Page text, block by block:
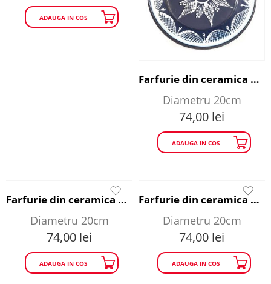
ADAUGA IN COS
Farfurie din ceramica de Baia Mare - model floare diametru 20 cm
Diametru 20cm
74,00 lei
ADAUGA IN COS
Farfurie din ceramica de Baia Mare - model pasare diametru 20cm
Diametru 20cm
74,00 lei
ADAUGA IN COS
Farfurie din ceramica de Corund - floare rosie diametru 20 cm
Diametru 20cm
74,00 lei
ADAUGA IN COS